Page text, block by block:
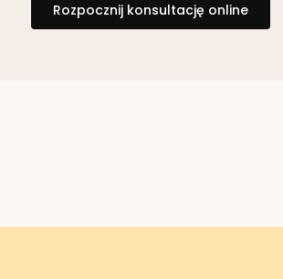
Rozpocznij konsultację online